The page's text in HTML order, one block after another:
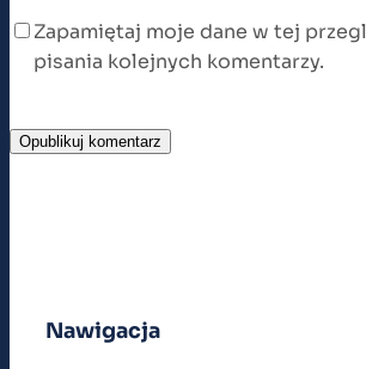
Zapamiętaj moje dane w tej
pisania kolejnych komentarzy.
Nawigacja